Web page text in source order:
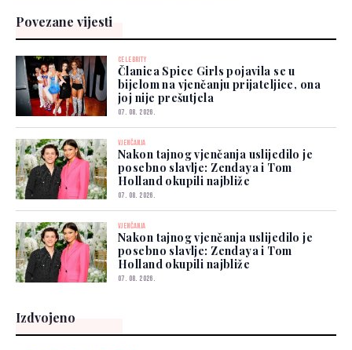
Povezane vijesti
CELEBRITY
Članica Spice Girls pojavila se u
bijelom na vjenčanju prijateljice, ona
joj nije prešutjela
07. 08. 2026.
VJENČANJA
Nakon tajnog vjenčanja uslijedilo je
posebno slavlje: Zendaya i Tom
Holland okupili najbliže
07. 08. 2026.
VJENČANJA
Nakon tajnog vjenčanja uslijedilo je
posebno slavlje: Zendaya i Tom
Holland okupili najbliže
07. 08. 2026.
Izdvojeno